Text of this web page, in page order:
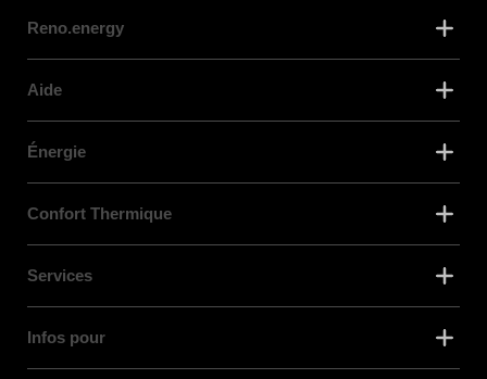
Reno.energy
Aide
Énergie
Confort Thermique
Services
Infos pour